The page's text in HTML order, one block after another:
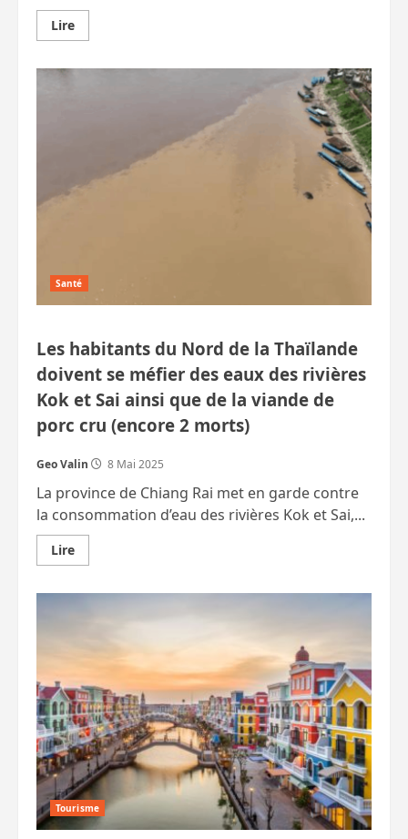
LireEn
savoir
Brésiliens
avec
avec
des
grenades
autre
sur
la
roue
arrière
Santé
Les habitants du Nord de la Thaïlande
doivent se méfier des eaux des rivières
Kok et Sai ainsi que de la viande de
porc cru (encore 2 morts)
Geo Valin 8 Mai 2025
La province de Chiang Rai met en garde contre
la consommation d’eau des rivières Kok et Sai,...
LireEn
savoir
doivent
se
méfier
des
eaux
des
rivières
Kok
et
Sai
ainsi
que
Tourisme